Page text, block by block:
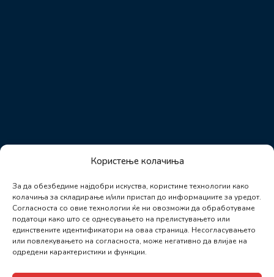
Користење колачиња
За да обезбедиме најдобри искуства, користиме технологии како
колачиња за складирање и/или пристап до информациите за уредот.
Согласноста со овие технологии ќе ни овозможи да обработуваме
податоци како што се однесувањето на прелистувањето или
единствените идентификатори на оваа страница. Несогласувањето
или повлекувањето на согласноста, може негативно да влијае на
одредени карактеристики и функции.